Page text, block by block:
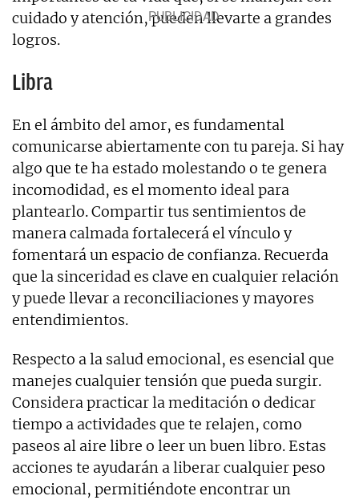
cuidado y atención, pueden llevarte a grandes
logros.
Libra
En el ámbito del amor, es fundamental
comunicarse abiertamente con tu pareja. Si hay
algo que te ha estado molestando o te genera
incomodidad, es el momento ideal para
plantearlo. Compartir tus sentimientos de
manera calmada fortalecerá el vínculo y
fomentará un espacio de confianza. Recuerda
que la sinceridad es clave en cualquier relación
y puede llevar a reconciliaciones y mayores
entendimientos.
Respecto a la salud emocional, es esencial que
manejes cualquier tensión que pueda surgir.
Considera practicar la meditación o dedicar
tiempo a actividades que te relajen, como
paseos al aire libre o leer un buen libro. Estas
acciones te ayudarán a liberar cualquier peso
emocional, permitiéndote encontrar un